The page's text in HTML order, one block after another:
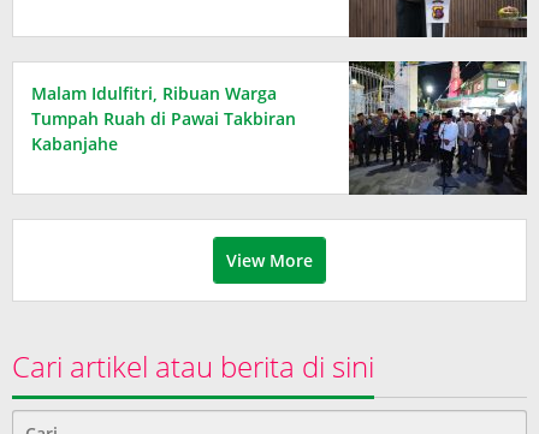
Publik
Malam Idulfitri, Ribuan Warga
Tumpah Ruah di Pawai Takbiran
Kabanjahe
View More
Cari artikel atau berita di sini